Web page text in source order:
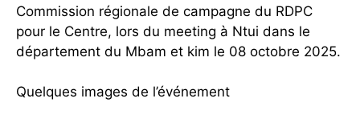
Commission régionale de campagne du RDPC
pour le Centre, lors du meeting à Ntui dans le
département du Mbam et kim le 08 octobre 2025.
Quelques images de l’événement